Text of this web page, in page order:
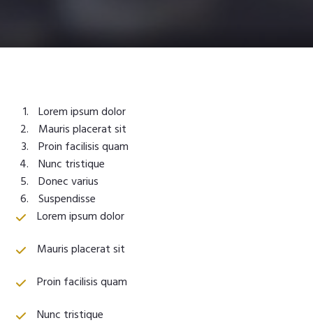
Lorem ipsum dolor
Mauris placerat sit
Proin facilisis quam
Nunc tristique
Donec varius
Suspendisse
Lorem ipsum dolor
Mauris placerat sit
Proin facilisis quam
Nunc tristique